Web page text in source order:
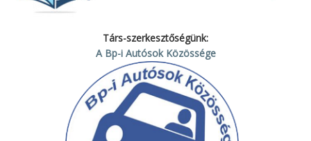
Társ-szerkesztőségünk:
A Bp-i Autósok Közössége